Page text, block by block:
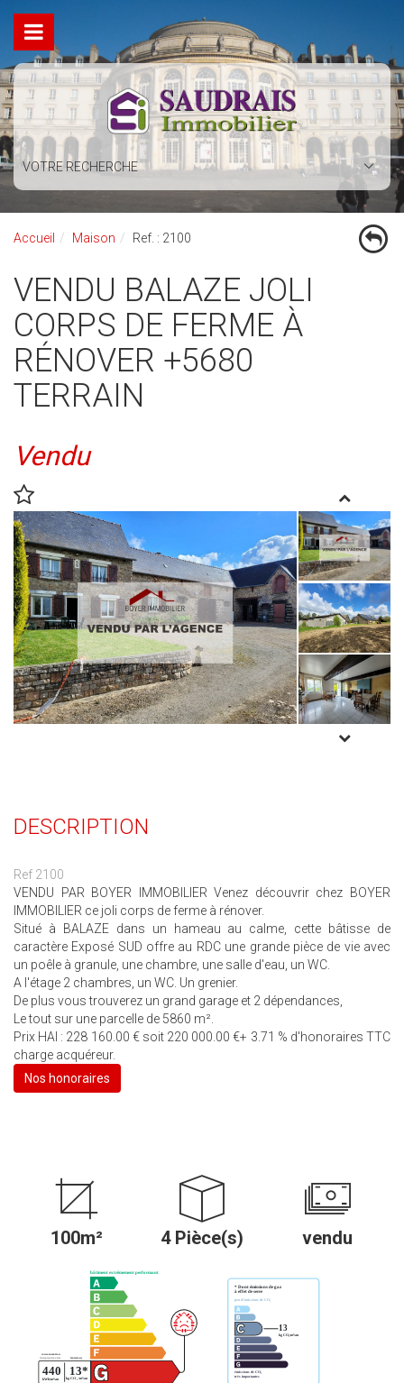
VOTRE RECHERCHE
Accueil Maison Ref. : 2100
VENDU BALAZE JOLI
CORPS DE FERME À
RÉNOVER +5680
TERRAIN
Vendu
DESCRIPTION
Ref 2100
VENDU PAR BOYER IMMOBILIER Venez découvrir chez BOYER
IMMOBILIER ce joli corps de ferme à rénover.
Situé à BALAZE dans un hameau au calme, cette bâtisse de
caractère Exposé SUD offre au RDC une grande pièce de vie avec
un poêle à granule, une chambre, une salle d'eau, un WC.
A l'étage 2 chambres, un WC. Un grenier.
De plus vous trouverez un grand garage et 2 dépendances,
Le tout sur une parcelle de 5860 m².
Prix HAI : 228 160.00 € soit 220 000.00 €+ 3.71 % d'honoraires TTC
charge acquéreur.
Nos honoraires
100m² 4 Pièce(s) vendu